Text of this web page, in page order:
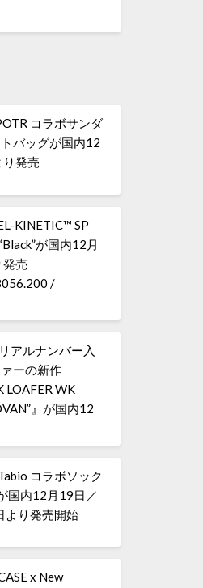
コラボサンダ
バッグが国内12
り発売
KINETIC™ SP
が国内12月
売
/
アルナンバー入
ーの新作
LOAFER WK
』が国内12
コラボソック
国内12月19日／
より発売開始
x New